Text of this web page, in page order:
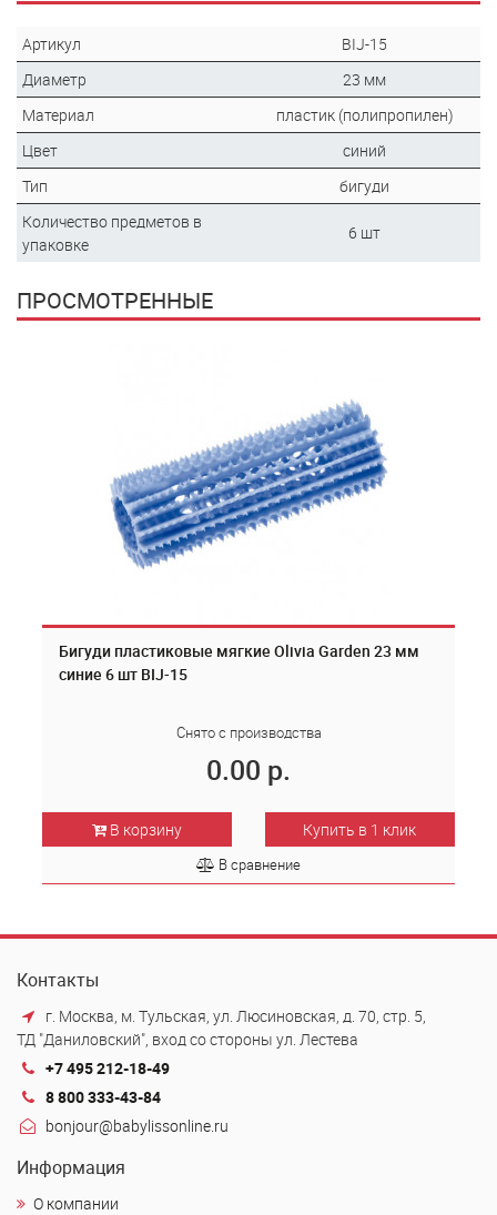
Артикул
BIJ-15
Диаметр
23 мм
Материал
пластик (полипропилен)
Цвет
синий
Тип
бигуди
Количество предметов в
упаковке
6 шт
ПРОСМОТРЕННЫЕ
Бигуди пластиковые мягкие Olivia Garden 23 мм
синие 6 шт BIJ-15
Снято с производства
0.00 р.
В корзину Купить в 1 клик
В сравнение
Контакты
г. Москва, м. Тульская, ул. Люсиновская, д. 70, стр. 5,
ТД "Даниловский", вход со стороны ул. Лестева
+7 495 212-18-49
8 800 333-43-84
bonjour@babylissonline.ru
Информация
О компании